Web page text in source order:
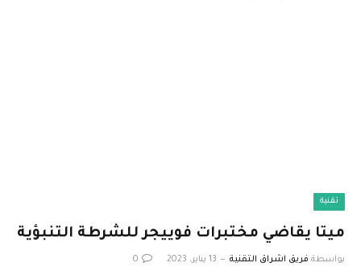
تقنية
ميتا يقاضي مختبرات فوييجر للشرطة التنبؤية
بواسطة فريق اشراق التقنية 13 يناير، 2023 0